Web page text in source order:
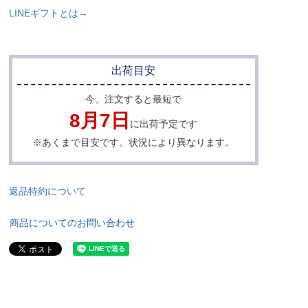
LINEギフトとは→
出荷目安
今、注文すると最短で
8月7日 に出荷予定です
※あくまで目安です。状況により異なります。
返品特約について
商品についてのお問い合わせ